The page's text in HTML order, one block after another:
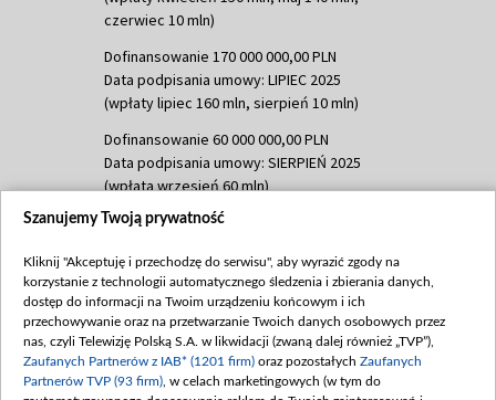
czerwiec 10 mln)
Dofinansowanie 170 000 000,00 PLN
Data podpisania umowy: LIPIEC 2025
(wpłaty lipiec 160 mln, sierpień 10 mln)
Dofinansowanie 60 000 000,00 PLN
Data podpisania umowy: SIERPIEŃ 2025
(wpłata wrzesień 60 mln)
Dofinansowanie 635 783 051,21 PLN
(wpłata wrzesień 100 mln, październik 350
mln, listopad 265 mln)
Dofinansowanie 48 862 000,00 PLN
Data podpisania umowy: GRUDZIEŃ 2025
(wpłata grudzień 60,548 mln)
Szanujemy Twoją prywatność
Kliknij "Akceptuję i przechodzę do serwisu", aby wyrazić zgody na
korzystanie z technologii automatycznego śledzenia i zbierania danych,
dostęp do informacji na Twoim urządzeniu końcowym i ich
przechowywanie oraz na przetwarzanie Twoich danych osobowych przez
nas, czyli Telewizję Polską S.A. w likwidacji (zwaną dalej również „TVP”),
Zaufanych Partnerów z IAB* (1201 firm) oraz pozostałych Zaufanych
Partnerów TVP (93 firm) , w celach marketingowych (w tym do